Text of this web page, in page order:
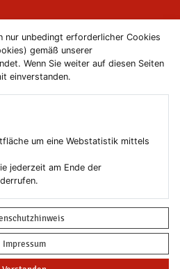
nur unbedingt erforderlicher Cookies
gemäß unserer
Wenn Sie weiter auf diesen Seiten
einverstanden.
um eine Webstatistik mittels
jederzeit am Ende der
Impressum